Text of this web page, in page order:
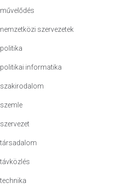
művelődés
nemzetközi szervezetek
politika
politikai informatika
szakirodalom
szemle
szervezet
társadalom
távközlés
technika